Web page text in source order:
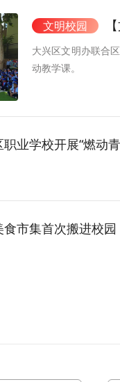
文明校园
大兴区文明办联合
动教学课。
业学校开展“燃动
食市集首次搬进校园